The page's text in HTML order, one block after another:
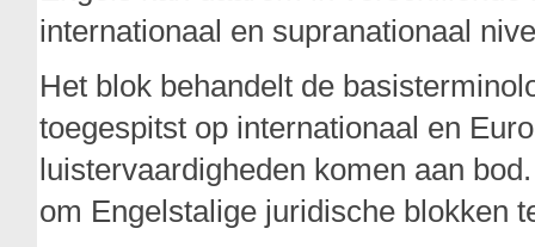
internationaal en supranationaal
Het blok behandelt de
toegespitst op internationaal en
luistervaardigheden komen aan
om Engelstalige juridische blokken